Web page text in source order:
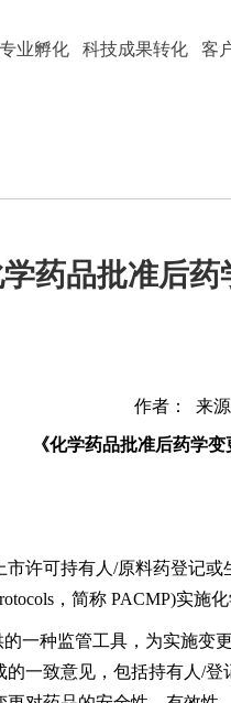
专业孵化 科技成果转化 客
药品批准后
作者： 来源
《化学药品批准后药学
可持有人/原料药登记或
，简称 PACMP)实
种监管工具，为实施变
一致意见，包括持有人/